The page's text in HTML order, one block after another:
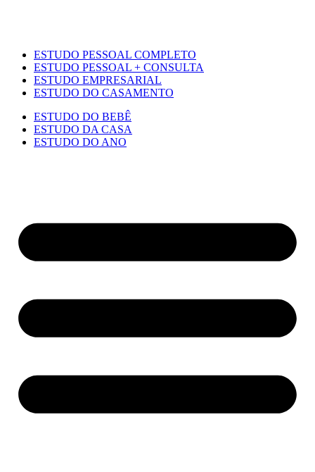
ESTUDO PESSOAL COMPLETO
ESTUDO PESSOAL + CONSULTA
ESTUDO EMPRESARIAL
ESTUDO DO CASAMENTO
ESTUDO DO BEBÊ
ESTUDO DA CASA
ESTUDO DO ANO